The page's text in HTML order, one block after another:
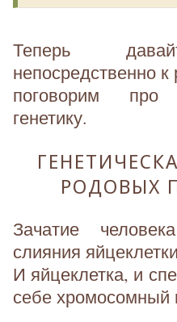
Теперь
непосредственно
поговорим
генетику.
РОДОВЫХ
Зачатие
слияния
И яйцеклетка, и
себе хромосомный